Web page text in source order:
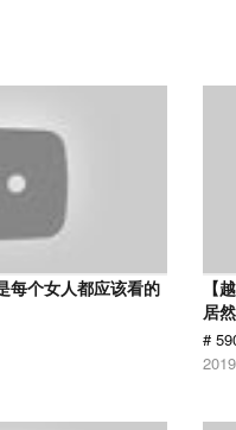
每个女人都应该看的
【
居
#